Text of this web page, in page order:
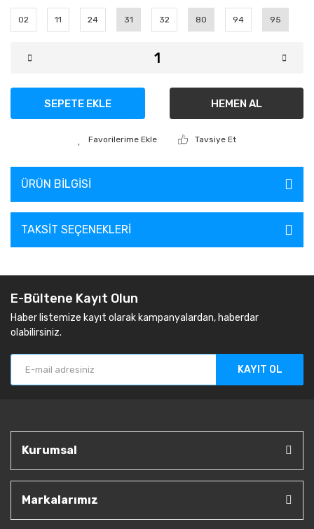
02 11 24 31 32 80 94 95
SEPETE EKLE HEMEN AL
Tavsiye Et
ÜRÜN BILGISI
TAKSIT SEÇENEKLERI
E-Bültene Kayıt Olun
Haber listemize kayıt olarak kampanyalardan, haberdar
olabilirsiniz.
KAYIT OL
Kurumsal
Markalarımız